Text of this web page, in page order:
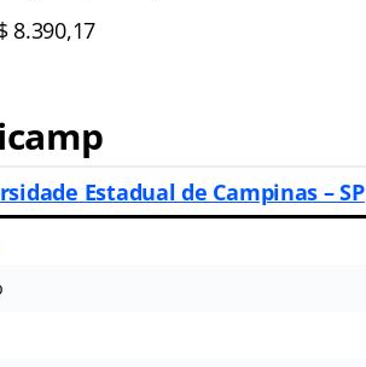
8.390,17
Estadual de Campinas – SP